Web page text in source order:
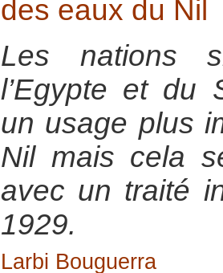
des eaux du Nil
Les nations
l’Egypte et du
un usage plus
Nil mais cela
avec un traité
1929.
Larbi Bouguerra